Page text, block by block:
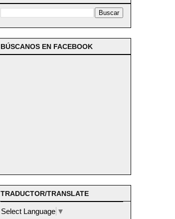
BÚSCANOS EN FACEBOOK
TRADUCTOR/TRANSLATE
Select Language ▼